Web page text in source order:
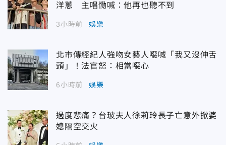
洋蔥 主唱慟喊：他再也聽不到
3小時前 娛樂
北市傳經紀人強吻女藝人噁喊「我又沒伸舌
頭」！法官怒：相當噁心
6小時前 娛樂
過度悲痛？台玻夫人徐莉玲長子亡意外掀婆
媳隔空交火